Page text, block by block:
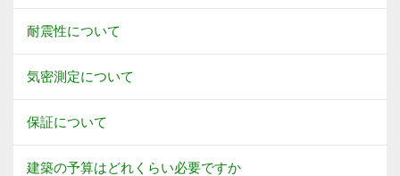
耐震性について
気密測定について
保証について
建築の予算はどれくらい必要ですか